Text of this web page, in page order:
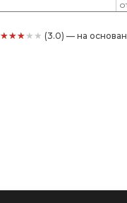
★★★★★ (3.0) — на